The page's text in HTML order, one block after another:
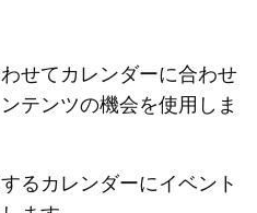
せてカレンダーに合わせ
テンツの機会を使用しま
るカレンダーにイベント